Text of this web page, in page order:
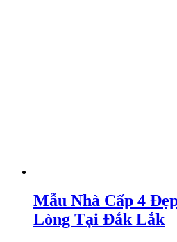
Mẫu Nhà Cấp 4
Lòng Tại Đắk Lắk